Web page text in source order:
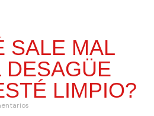
SALE MAL
DESAGÜE
LIMPIO?